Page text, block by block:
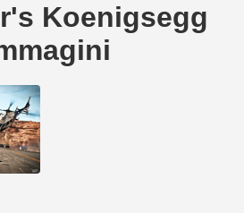
Koenigsegg